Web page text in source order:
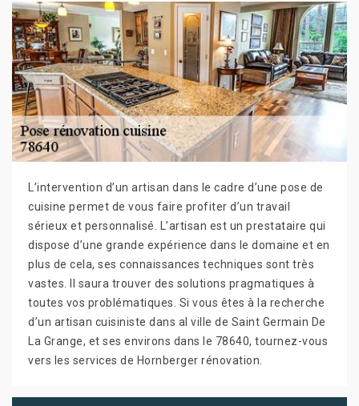
L’intervention d’un artisan dans le cadre d’une pose de
cuisine permet de vous faire profiter d’un travail
sérieux et personnalisé. L’artisan est un prestataire qui
dispose d’une grande expérience dans le domaine et en
plus de cela, ses connaissances techniques sont très
vastes. Il saura trouver des solutions pragmatiques à
toutes vos problématiques. Si vous êtes à la recherche
d’un artisan cuisiniste dans al ville de Saint Germain De
La Grange, et ses environs dans le 78640, tournez-vous
vers les services de Hornberger rénovation.